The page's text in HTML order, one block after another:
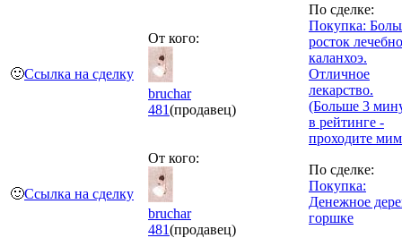
🙂Ссылка на сделку
От кого:
bruchar
481(продавец)
По сделке:
Покупка:
росток
каланхоэ.
Отличное
лекарство.
(Больше 3
в рейтинге -
проходите
🙂Ссылка на сделку
От кого:
bruchar
481(продавец)
По сделке:
Покупка:
Денежное
горшке